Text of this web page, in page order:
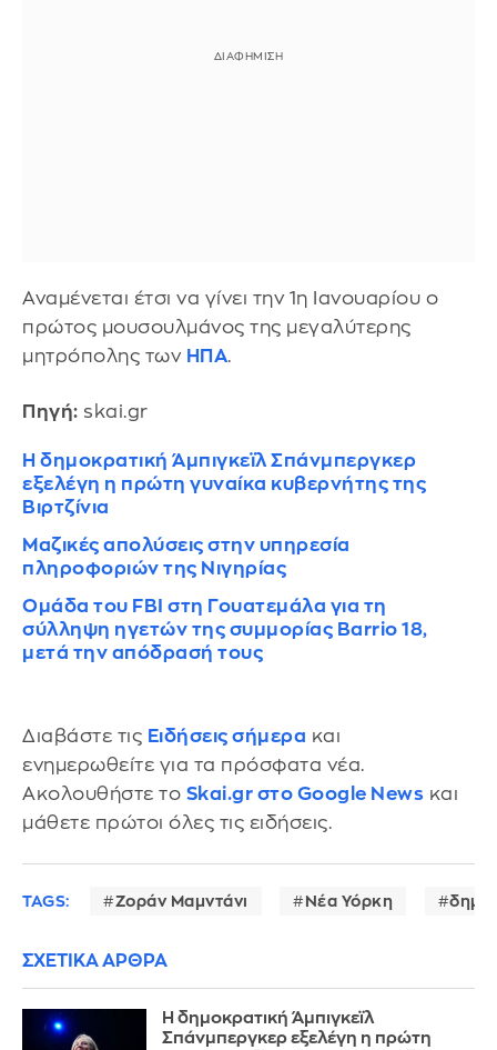
Αναμένεται έτσι να γίνει την 1η Ιανουαρίου ο
πρώτος μουσουλμάνος της μεγαλύτερης
μητρόπολης των ΗΠΑ.
Πηγή: skai.gr
Η δημοκρατική Άμπιγκεϊλ Σπάνμπεργκερ
εξελέγη η πρώτη γυναίκα κυβερνήτης της
Βιρτζίνια
Μαζικές απολύσεις στην υπηρεσία
πληροφοριών της Νιγηρίας
Ομάδα του FBI στη Γουατεμάλα για τη
σύλληψη ηγετών της συμμορίας Barrio 18,
μετά την απόδρασή τους
Διαβάστε τις Ειδήσεις σήμερα και
ενημερωθείτε για τα πρόσφατα νέα.
Ακολουθήστε το Skai.gr στο Google News και
μάθετε πρώτοι όλες τις ειδήσεις.
TAGS: Ζοράν Μαμντάνι Νέα Υόρκη
ΣΧΕΤΙΚΑ ΑΡΘΡΑ
Η δημοκρατική Άμπιγκεϊλ
Σπάνμπεργκερ εξελέγη η πρώτη